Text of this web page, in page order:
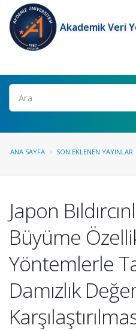
Akademik Veri
Ara
ANA SAYFA SON EKLENEN YAYINLAR
Japon
Büyüme
Yöntemlerle
Damızlık